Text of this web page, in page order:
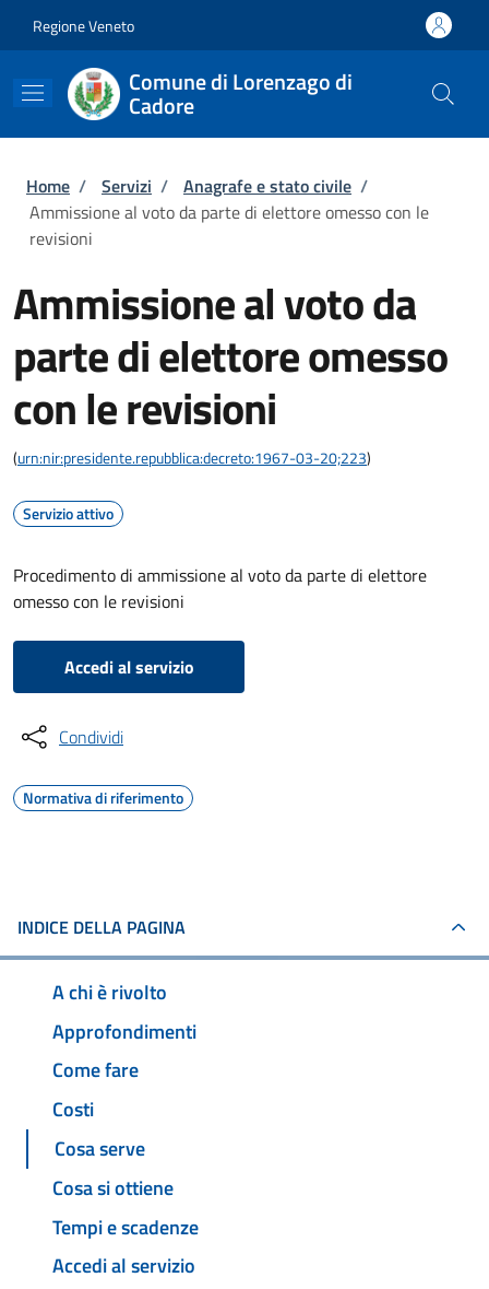
Regione Veneto
Comune di Lorenzago di
Cadore
Briciole di pane
Home / Servizi / Anagrafe e stato civile /
Ammissione al voto da parte di elettore omesso con le
revisioni
Ammissione al voto da
parte di elettore omesso
con le revisioni
(urn:nir:presidente.repubblica:decreto:1967-03-20;223)
Servizio attivo
Procedimento di ammissione al voto da parte di elettore
omesso con le revisioni
Accedi al servizio
Condividi
Normativa di riferimento
INDICE DELLA PAGINA
A chi è rivolto
Approfondimenti
Come fare
Costi
Cosa serve
Cosa si ottiene
Tempi e scadenze
Accedi al servizio